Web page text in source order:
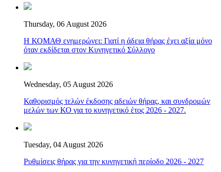
Thursday, 06 August 2026
Η ΚΟΜΑΘ ενημερώνει: Γιατί η άδεια θήρας έχει αξία μόνο
όταν εκδίδεται στον Κυνηγετικό Σύλλογο
Wednesday, 05 August 2026
Καθορισμός τελών έκδοσης αδειών θήρας, και συνδρομών
μελών των ΚΟ για το κυνηγετικό έτος 2026 - 2027.
Tuesday, 04 August 2026
Ρυθμίσεις θήρας για την κυνηγετική περίοδο 2026 - 2027